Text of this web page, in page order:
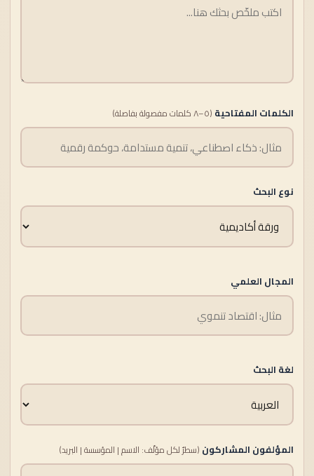
الكلمات المفتاحية (٥–٨ كلمات مفصولة بفاصلة)
نوع البحث
المجال العلمي
لغة البحث
المؤلفون المشاركون (سطرٌ لكل مؤلّف: الاسم | المؤسسة | البريد)